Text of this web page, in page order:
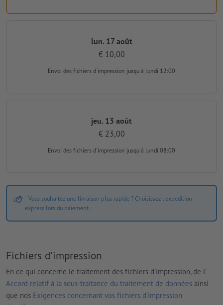
lun. 17 août
€ 10,00
Envoi des fichiers d'impression jusqu'à lundi 12:00
jeu. 13 août
€ 23,00
Envoi des fichiers d'impression jusqu'à lundi 08:00
Vous souhaitez une livraison plus rapide ? Choisissez l'expédition
express lors du paiement.
Fichiers d'impression
En ce qui concerne le traitement des fichiers d'impression, de l'
Accord relatif à la sous-traitance du traitement de données ainsi
que nos Exigences concernant vos fichiers d'impression